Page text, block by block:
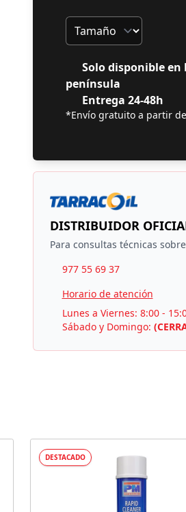
Tamaño
Solo disponible en
península
Entrega 24-48h
*Envío gratuito a partir
DISTRIBUIDOR
Para consultas técnicas
977 55 69 37
Horario de atención
Lunes a Viernes: 8:00 -
Sábado y Domingo:
DESTACADO